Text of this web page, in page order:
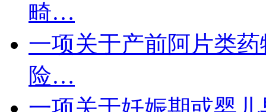
畸…
一项关于产前阿片类
险…